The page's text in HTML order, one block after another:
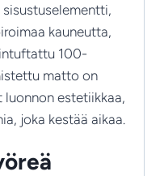
kauneutta,
100-
matto on
estetiikkaa,
joka kestää aikaa.